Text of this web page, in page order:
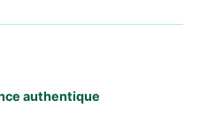
authentique